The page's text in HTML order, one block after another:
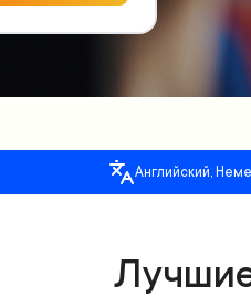
Английский,